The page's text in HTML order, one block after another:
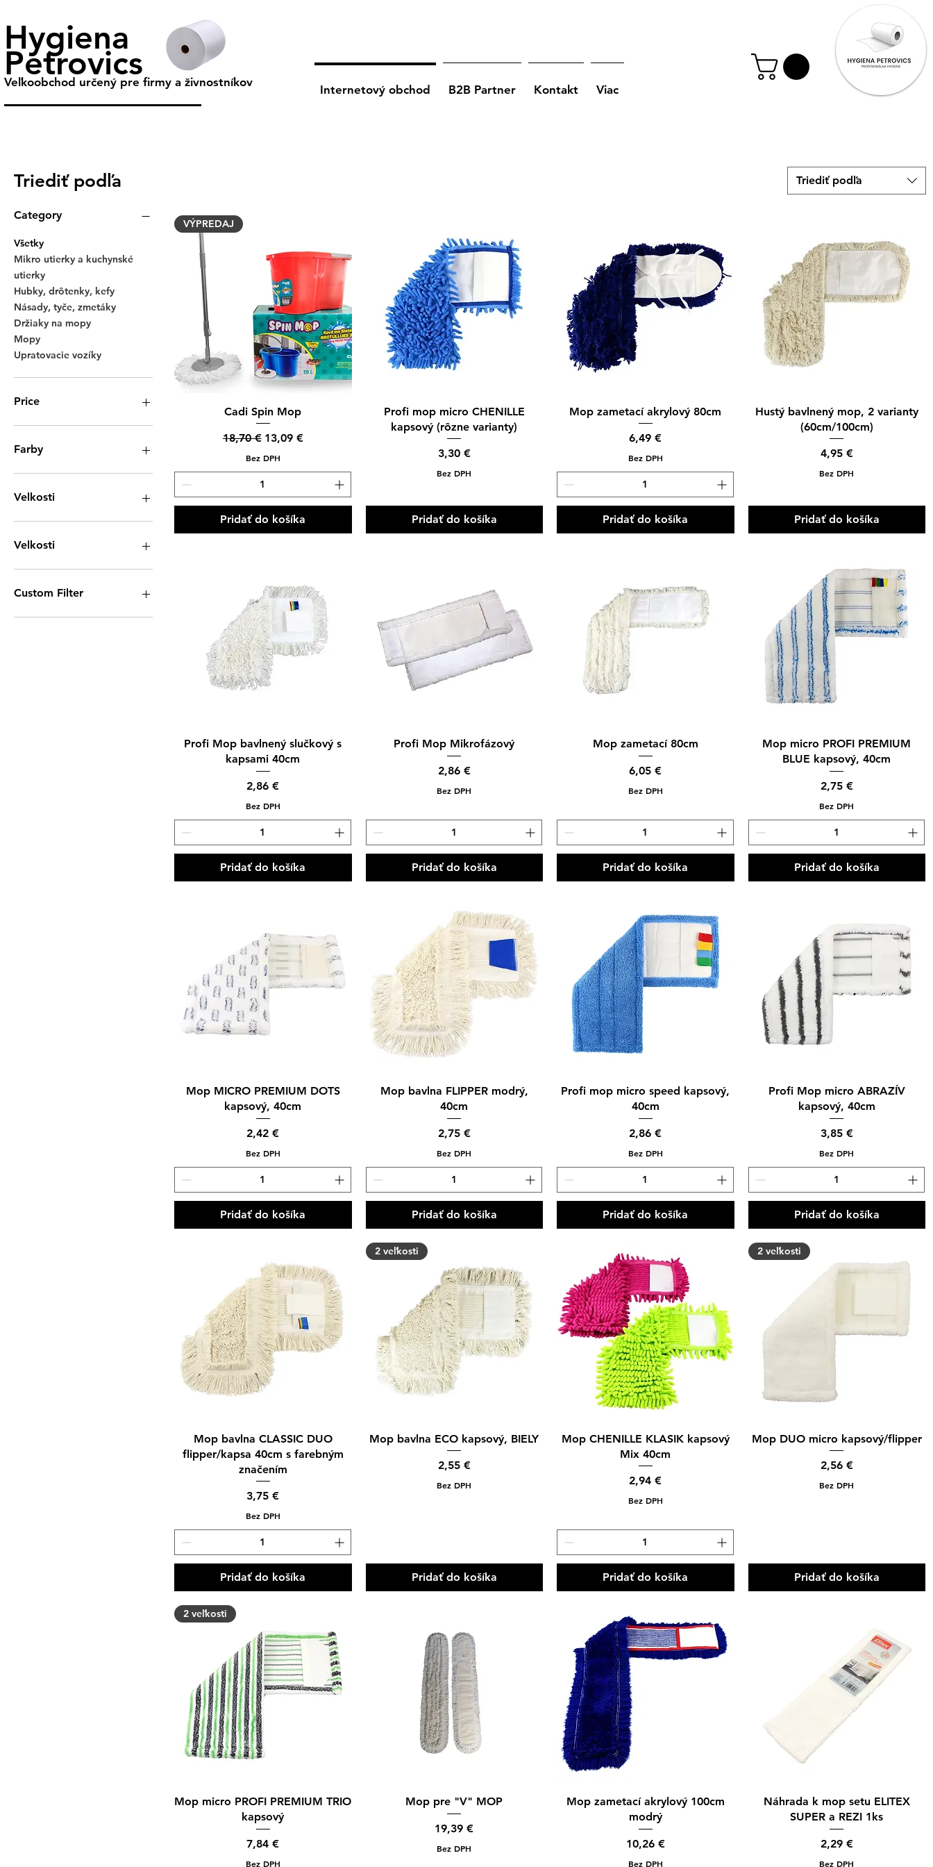
Veľkoobchod určený pre firmy a živnostníkov
Hygiena
Petrovics
Internetový obchod B2B Partner Kontakt Viac
Triediť podľa
Category
Všetky
Mikro utierky a kuchynské
utierky
Hubky, drôtenky, kefy
Násady, tyče, zmetáky
Držiaky na mopy
Mopy
Upratovacie vozíky
Price
Farby
Velkosti
Velkosti
100cm
180g
40cm
Custom Filter
Dávkovače a Zásobníky
Triediť podľa
Rýchle zobrazenie
VÝPREDAJ
Cadi Spin Mop
Normálna cena
18,70 € Zľavnená cena
13,09 €
Bez DPH
Pridať do košíka
Rýchle zobrazenie
Profi mop micro CHENILLE
kapsový (rôzne varianty)
Cena
3,30 €
Bez DPH
Pridať do košíka
Rýchle zobrazenie
Mop zametací akrylový 80cm
Cena
6,49 €
Bez DPH
Pridať do košíka
Rýchle zobrazenie
Hustý bavlnený mop, 2 varianty
(60cm/100cm)
Cena
4,95 €
Bez DPH
Pridať do košíka
Rýchle zobrazenie
Profi Mop bavlnený slučkový s
kapsami 40cm
Cena
2,86 €
Bez DPH
Pridať do košíka
Rýchle zobrazenie
Profi Mop Mikrofázový
Cena
2,86 €
Bez DPH
Pridať do košíka
Rýchle zobrazenie
Mop zametací 80cm
Cena
6,05 €
Bez DPH
Pridať do košíka
Rýchle zobrazenie
Mop micro PROFI PREMIUM
BLUE kapsový, 40cm
Cena
2,75 €
Bez DPH
Pridať do košíka
Rýchle zobrazenie
Mop MICRO PREMIUM DOTS
kapsový, 40cm
Cena
2,42 €
Bez DPH
Pridať do košíka
Rýchle zobrazenie
Mop bavlna FLIPPER modrý,
40cm
Cena
2,75 €
Bez DPH
Pridať do košíka
Rýchle zobrazenie
Profi mop micro speed kapsový,
40cm
Cena
2,86 €
Bez DPH
Pridať do košíka
Rýchle zobrazenie
Profi Mop micro ABRAZÍV
kapsový, 40cm
Cena
3,85 €
Bez DPH
Pridať do košíka
Rýchle zobrazenie
Mop bavlna CLASSIC DUO
flipper/kapsa 40cm s farebným
značením
Cena
3,75 €
Bez DPH
Pridať do košíka
Rýchle zobrazenie
2 veľkosti
Mop bavlna ECO kapsový, BIELY
Cena
2,55 €
Bez DPH
Pridať do košíka
Rýchle zobrazenie
Mop CHENILLE KLASIK kapsový
Mix 40cm
Cena
2,94 €
Bez DPH
Pridať do košíka
Rýchle zobrazenie
2 veľkosti
Mop DUO micro kapsový/flipper
Cena
2,56 €
Bez DPH
Pridať do košíka
Rýchle zobrazenie
2 veľkosti
Mop micro PROFI PREMIUM TRIO
kapsový
Cena
7,84 €
Bez DPH
Rýchle zobrazenie
Mop pre "V" MOP
Cena
19,39 €
Bez DPH
Rýchle zobrazenie
Mop zametací akrylový 100cm
modrý
Cena
10,26 €
Bez DPH
Rýchle zobrazenie
Náhrada k mop setu ELITEX
SUPER a REZI 1ks
Cena
2,29 €
Bez DPH